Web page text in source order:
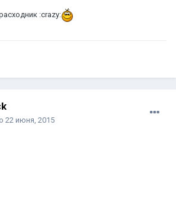
:crazy:
22 июня, 2015